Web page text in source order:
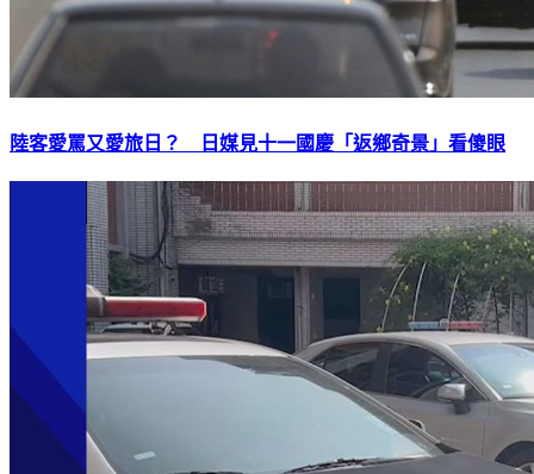
陸客愛罵又愛旅日？ 日媒見十一國慶「返鄉奇景」看傻眼